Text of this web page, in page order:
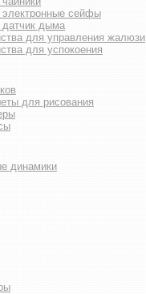
сейфы
дыма
для управления жалюзи
для успокоения
для рисования
динамики